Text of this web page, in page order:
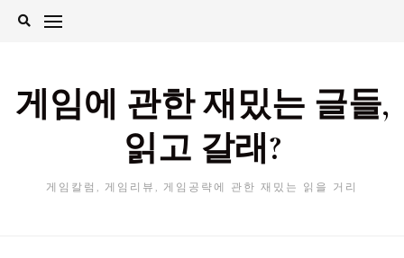
Skip
게임에 관한 재밌는 글들,
읽고 갈래?
게임칼럼, 게임리뷰, 게임공략에 관한 재밌는 읽을 거리